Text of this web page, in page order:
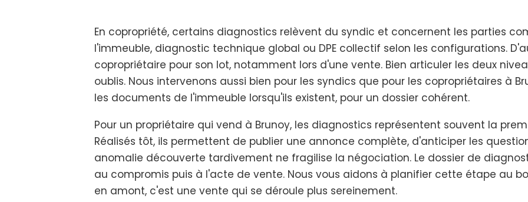
En copropriété, certains diagnostics relèvent du syndic et concernent les parties
l'immeuble, diagnostic technique global ou DPE collectif selon les configurations.
copropriétaire pour son lot, notamment lors d'une vente. Bien articuler les deux
oublis. Nous intervenons aussi bien pour les syndics que pour les copropriétaires à
les documents de l'immeuble lorsqu'ils existent, pour un dossier cohérent.
Pour un propriétaire qui vend à Brunoy, les diagnostics représentent souvent la
Réalisés tôt, ils permettent de publier une annonce complète, d'anticiper les
anomalie découverte tardivement ne fragilise la négociation. Le dossier de
au compromis puis à l'acte de vente. Nous vous aidons à planifier cette étape au
en amont, c'est une vente qui se déroule plus sereinement.